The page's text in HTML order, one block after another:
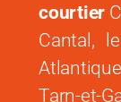
courtier
Cantal,
Tarn-